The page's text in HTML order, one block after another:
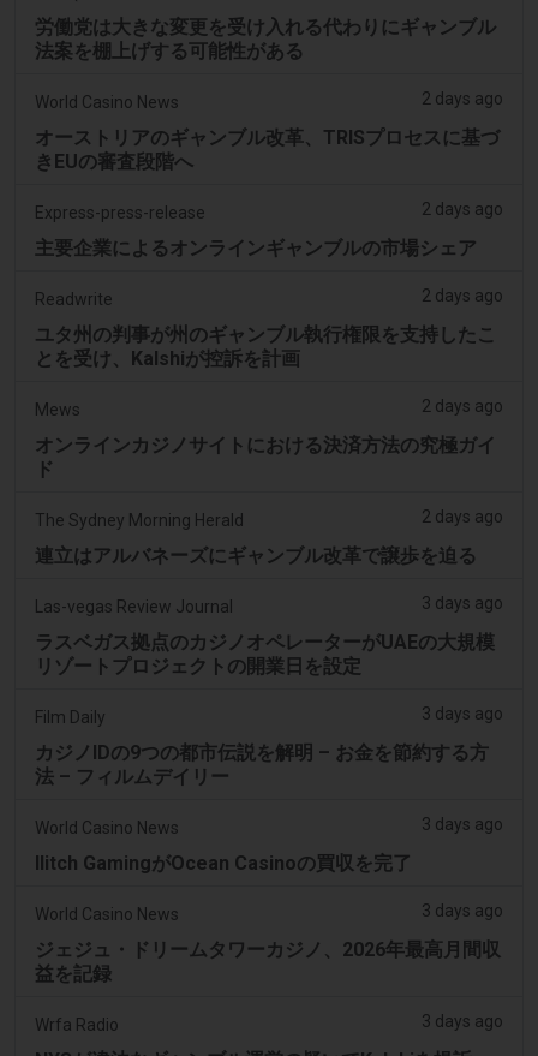
労働党は大きな変更を受け入れる代わりにギャンブル
法案を棚上げする可能性がある
World Casino News 2 days ago
オーストリアのギャンブル改革、TRISプロセスに基づ
きEUの審査段階へ
Express-press-release 2 days ago
主要企業によるオンラインギャンブルの市場シェア
Readwrite 2 days ago
ユタ州の判事が州のギャンブル執行権限を支持したこ
とを受け、Kalshiが控訴を計画
Mews 2 days ago
オンラインカジノサイトにおける決済方法の究極ガイ
ド
The Sydney Morning Herald 2 days ago
連立はアルバネーズにギャンブル改革で譲歩を迫る
Las-vegas Review Journal 3 days ago
ラスベガス拠点のカジノオペレーターがUAEの大規模
リゾートプロジェクトの開業日を設定
Film Daily 3 days ago
カジノIDの9つの都市伝説を解明 – お金を節約する方
法 – フィルムデイリー
World Casino News 3 days ago
Ilitch GamingがOcean Casinoの買収を完了
World Casino News 3 days ago
ジェジュ・ドリームタワーカジノ、2026年最高月間収
益を記録
Wrfa Radio 3 days ago